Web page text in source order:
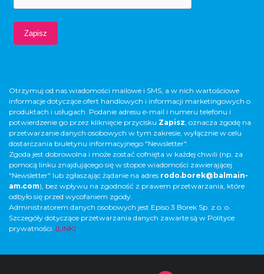
Otrzymuj od nas wiadomości mailowe i SMS, a w nich wartościowe
informacje dotyczące ofert handlowych i informacji marketingowych o
produktach i usługach. Podanie adresu e-mail i numeru telefonu i
potwierdzenie go przez kliknięcie przycisku Zapisz, oznacza zgodę na
przetwarzanie danych osobowych w tym zakresie, wyłącznie w celu
dostarczania biuletynu informacyjnego "Newsletter".
Zgoda jest dobrowolna i może zostać cofnięta w każdej chwili (np. za
pomocą linku znajdującego się w stopce wiadomości zawierającej
"Newsletter" lub zgłaszając żądanie na adres rodo.borek@balmain-
am.com), bez wpływu na zgodność z prawem przetwarzania, które
odbyło się przed wycofaniem zgody.
Administratorem danych osobowych jest Episo 3 Borek Sp. z o. o.
Szczegóły dotyczące przetwarzania danych zawarte są w Polityce
prywatności. (LINK)